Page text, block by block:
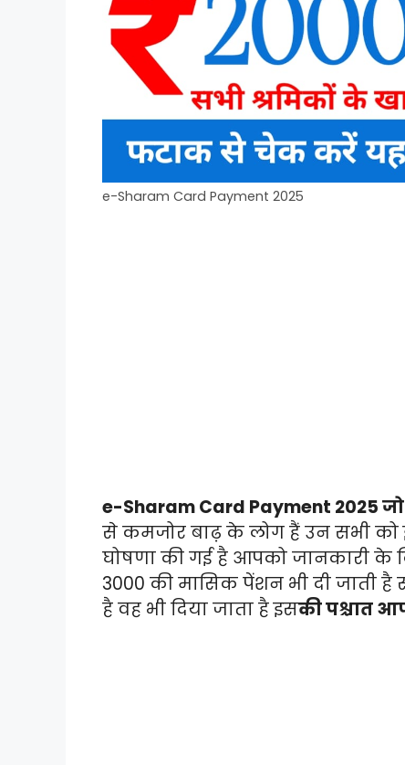
e-Sharam Card Payment 2025
e-Sharam Card Payment 2025
से कमजोर बाढ़ के लोग हैं उन सभी को
घोषणा की गई है आपको जानकारी के
3000 की मासिक पेंशन भी दी जाती है
है वह भी दिया जाता है इसकी पश्चात